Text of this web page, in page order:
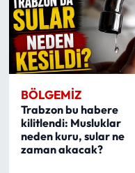
BÖLGEMIZ
Trabzon bu habere
kilitlendi: Musluklar
neden kuru, sular ne
zaman akacak?